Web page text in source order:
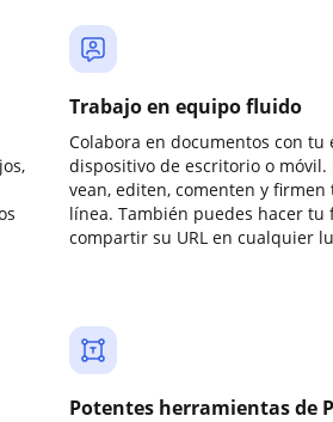
Trabajo en equipo fluido
Colabora en documentos con
dispositivo de escritorio o móvil.
vean, editen, comenten y
línea. También puedes hacer
compartir su URL en cualquier
Potentes herramientas de